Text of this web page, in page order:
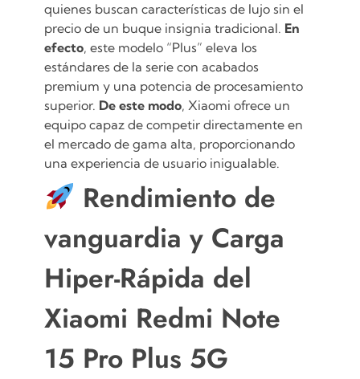
quienes buscan características de lujo sin el
precio de un buque insignia tradicional. En
efecto, este modelo “Plus” eleva los
estándares de la serie con acabados
premium y una potencia de procesamiento
superior. De este modo, Xiaomi ofrece un
equipo capaz de competir directamente en
el mercado de gama alta, proporcionando
una experiencia de usuario inigualable.
Rendimiento de
vanguardia y Carga
Hiper-Rápida del
Xiaomi Redmi Note
15 Pro Plus 5G